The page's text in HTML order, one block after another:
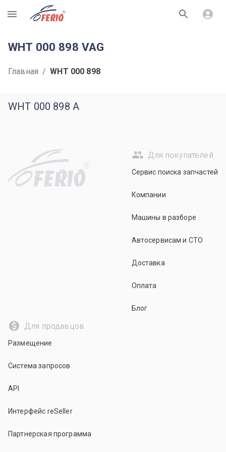
R
WHT 000 898 VAG
Главная / WHT 000 898
WHT 000 898 A
R
Для покупателей
Сервис поиска запчастей
Компании
Машины в разборе
Автосервисам и СТО
Доставка
Оплата
Блог
Для продавцов
Размещение
Система запросов
API
Интерфейс reSeller
Партнерская программа